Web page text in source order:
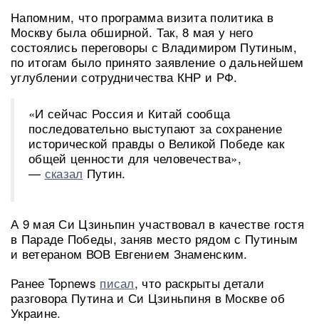
Напомним, что программа визита политика в
Москву была обширной. Так, 8 мая у него
состоялись переговоры с Владимиром Путиным,
по итогам было принято заявление о дальнейшем
углублении сотрудничества КНР и РФ.
«И сейчас Россия и Китай сообща
последовательно выступают за сохранение
исторической правды о Великой Победе как
общей ценности для человечества»,
— сказал Путин.
А 9 мая Си Цзиньпин участвовал в качестве гостя
в Параде Победы, заняв место рядом с Путиным
и ветераном ВОВ Евгением Знаменским.
Ранее Topnews писал, что раскрыты детали
разговора Путина и Си Цзиньпиня в Москве об
Украине.